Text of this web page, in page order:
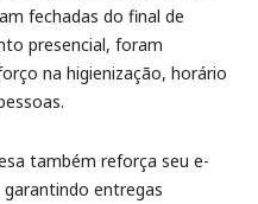
fechadas do final de
presencial, foram
na higienização, horário
também reforça seu e-
garantindo entregas